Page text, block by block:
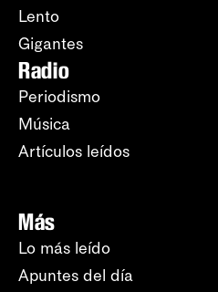
Lento
Gigantes
Radio
Periodismo
Música
Artículos leídos
Más
Lo más leído
Apuntes del día